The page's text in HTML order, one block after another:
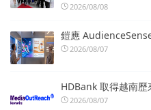
2026/08/08
鎧應
2026/08/07
HDBank 取得越南
2026/08/07